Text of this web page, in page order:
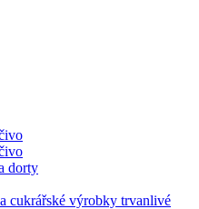
dorty
cukrářské výrobky trvanlivé